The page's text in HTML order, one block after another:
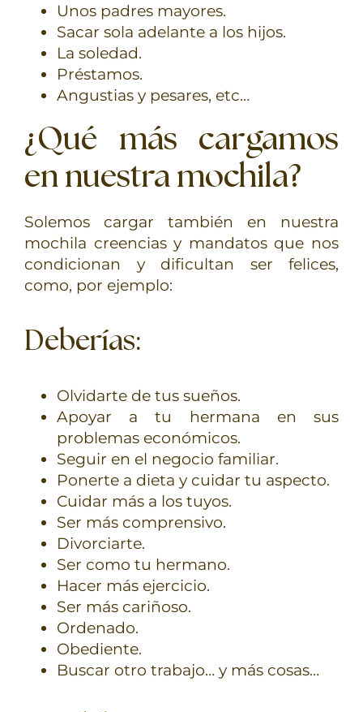
Unos padres mayores.
Sacar sola adelante a los hijos.
La soledad.
Préstamos.
Angustias y pesares, etc…
¿Qué más cargamos
en nuestra mochila?
Solemos cargar también en nuestra
mochila creencias y mandatos que nos
condicionan y dificultan ser felices,
como, por ejemplo:
Deberías:
Olvidarte de tus sueños.
Apoyar a tu hermana en sus
problemas económicos.
Seguir en el negocio familiar.
Ponerte a dieta y cuidar tu aspecto.
Cuidar más a los tuyos.
Ser más comprensivo.
Divorciarte.
Ser como tu hermano.
Hacer más ejercicio.
Ser más cariñoso.
Ordenado.
Obediente.
Buscar otro trabajo… y más cosas…